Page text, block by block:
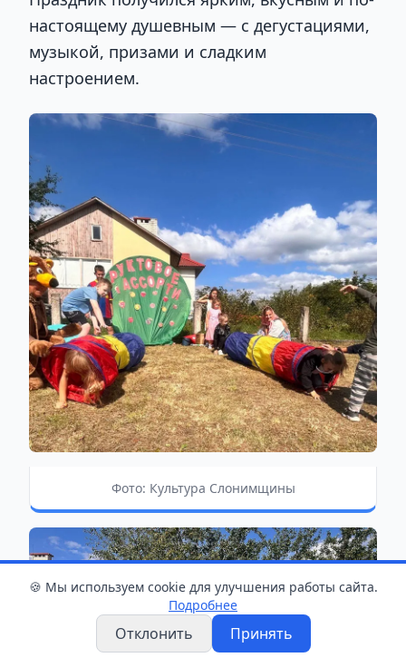
настоящему душевным — с дегустациями,
музыкой, призами и сладким
настроением.
Фото: Культура Слонимщины
🍪 Мы используем cookie для улучшения работы сайта.
Подробнее
Отклонить Принять